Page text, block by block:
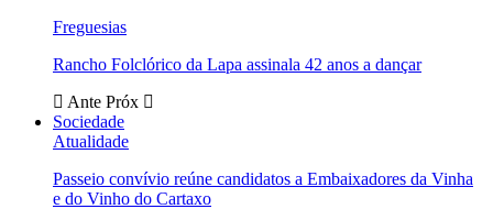
Freguesias
Rancho Folclórico da Lapa assinala 42 anos a dançar
Ante Próx
Sociedade
Atualidade
Passeio convívio reúne candidatos a Embaixadores da Vinha
e do Vinho do Cartaxo